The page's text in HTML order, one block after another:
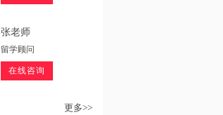
张老师
留学顾问
在线咨询
更多>>